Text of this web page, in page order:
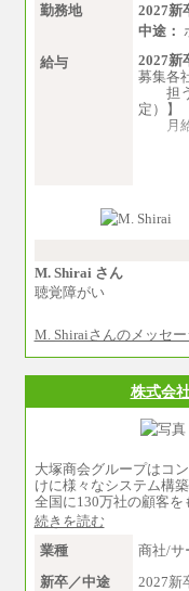
勤務地
2027新
中途：
給与
2027新
募集各
担う
定）】
月給
※入社
り高い
※上記
ん。
中途：
＜募集
※試用
※経験
M. Shirai さん
聴覚障がい
M. Shiraiさんのメッセ
株式会
大塚商会グループはコ
けに様々なシステム構
全国に130万社の顧客を
続きを読む
業種
商社/サ
新卒／中途
2027新